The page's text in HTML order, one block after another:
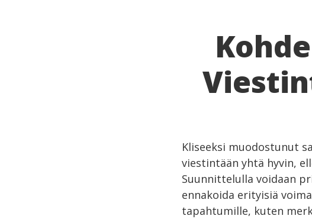
Kliseeksi muodostunut
viestintään yhtä hyvin,
Suunnittelulla voidaan
ennakoida erityisiä
tapahtumille, kuten